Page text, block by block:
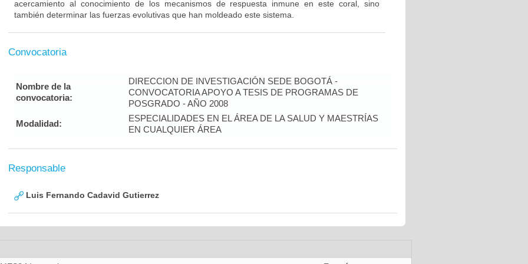
acercamiento al conocimiento de los mecanismos de respuesta inmune en este coral, sino
también determinar las fuerzas evolutivas que han moldeado este sistema.
Convocatoria
Nombre de la
convocatoria:
DIRECCION DE INVESTIGACIÓN SEDE BOGOTÁ -
CONVOCATORIA APOYO A TESIS DE PROGRAMAS DE
POSGRADO - AÑO 2008
Modalidad:
ESPECIALIDADES EN EL ÁREA DE LA SALUD Y MAESTRÍAS
EN CUALQUIER ÁREA
Responsable
Luis Fernando Cadavid Gutierrez